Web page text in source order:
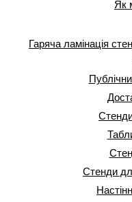
Як
Гаряча ламінація
Стенди